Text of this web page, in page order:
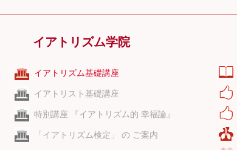
イアトリズム学院
イアトリズム基礎講座
イアトリスト基礎講座
特別講座 『イアトリズム的 幸福論』
「イアトリズム検定」 の ご案内